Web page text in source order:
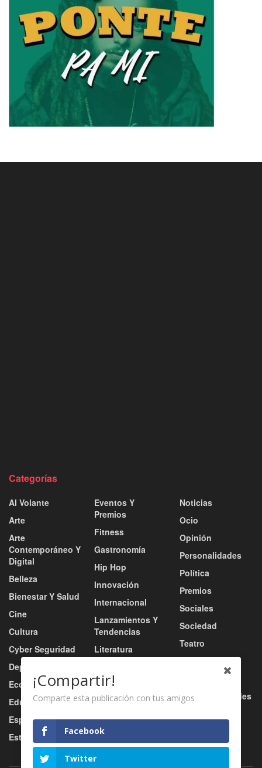
Categorías
Al Volante
Arte
Arte
Contemporáneo Y
Digital
Belleza
Bienestar Y Salud
Cine
Cultura
Cyber Seguridad
Deportes
Economía
Educación
Esports
Estilo De Vida
Eventos Y
Premios
Fitness
Gastronomía
Hip Hop
Innovación
Internacional
Lanzamientos Y
Tendencias
Literatura
Música
Música Urbana
Nacional
Negocio
Noticias
Ocio
Opinión
Personalidades
Política
Premios
Sociales
Sociedad
Teatro
Tecnología
Tv / Radio / Redes
¡Compartir!
Comparte esta publicación con tus amigos
Facebook
Twitter